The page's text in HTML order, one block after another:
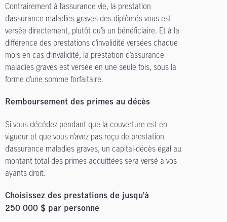
Contrairement à l’assurance vie, la prestation
d’assurance maladies graves des diplômés vous est
versée directement, plutôt qu’à un bénéficiaire. Et à la
différence des prestations d’invalidité versées chaque
mois en cas d’invalidité, la prestation d’assurance
maladies graves est versée en une seule fois, sous la
forme d’une somme forfaitaire.
Remboursement des primes au décès
Si vous décédez pendant que la couverture est en
vigueur et que vous n’avez pas reçu de prestation
d’assurance maladies graves, un capital-décès égal au
montant total des primes acquittées sera versé à vos
ayants droit.
Choisissez des prestations de jusqu’à
250 000 $ par personne